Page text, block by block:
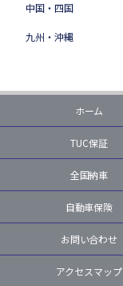
中国・四国
九州・沖縄
ホーム
TUC保証
全国納車
自動車保険
お問い合わせ
アクセスマップ